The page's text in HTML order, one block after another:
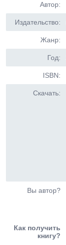
Автор:
Издательство:
Жанр:
Год:
ISBN:
Скачать:
Вы автор?
Как получить
книгу?